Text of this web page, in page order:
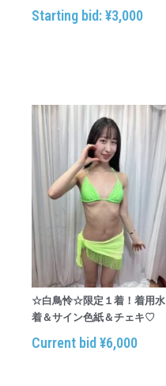
Starting bid:¥3,000
☆白鳥怜☆限定１着！着用水
着＆サイン色紙＆チェキ♡
Current bid¥6,000